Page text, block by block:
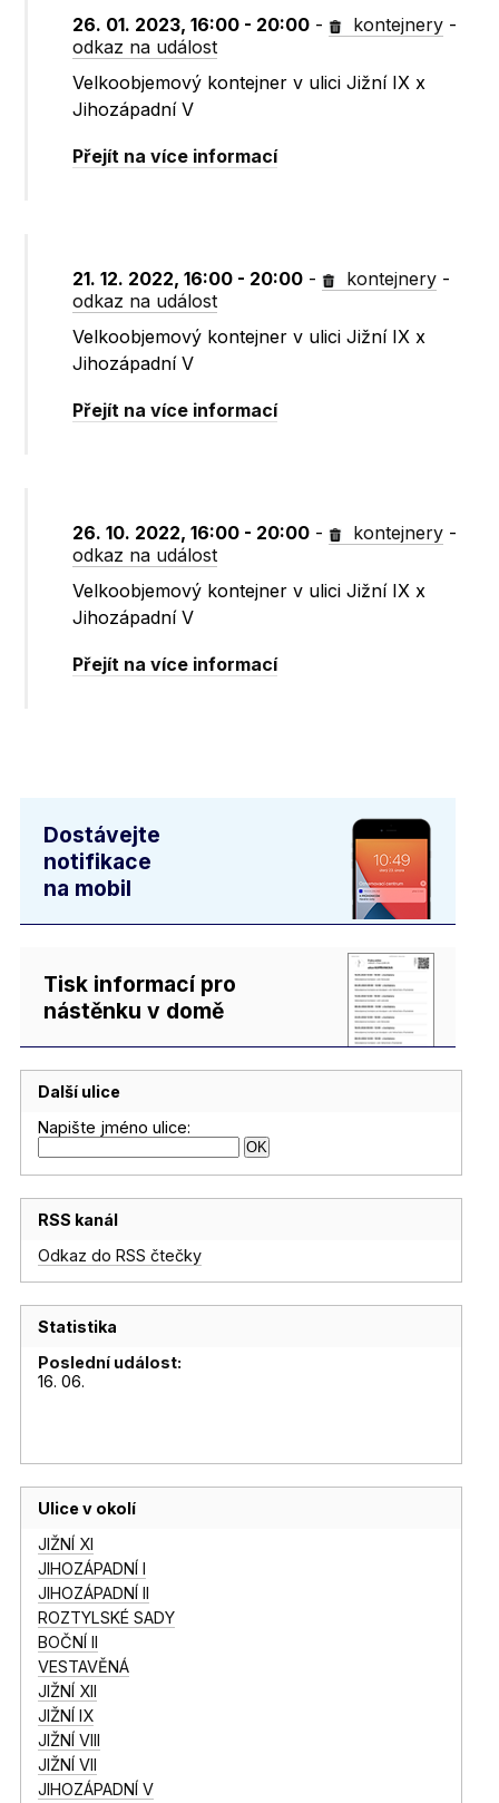
26. 01. 2023, 16:00 - 20:00 - kontejnery -
odkaz na událost
Velkoobjemový kontejner v ulici Jižní IX x
Jihozápadní V
Přejít na více informací
21. 12. 2022, 16:00 - 20:00 - kontejnery -
odkaz na událost
Velkoobjemový kontejner v ulici Jižní IX x
Jihozápadní V
Přejít na více informací
26. 10. 2022, 16:00 - 20:00 - kontejnery -
odkaz na událost
Velkoobjemový kontejner v ulici Jižní IX x
Jihozápadní V
Přejít na více informací
Dostávejte
notifikace
na mobil
Tisk informací pro
nástěnku v domě
Další ulice
Napište jméno ulice:
RSS kanál
Odkaz do RSS čtečky
Statistika
Poslední událost:
16. 06.
Ulice v okolí
JIŽNÍ XI
JIHOZÁPADNÍ I
JIHOZÁPADNÍ II
ROZTYLSKÉ SADY
BOČNÍ II
VESTAVĚNÁ
JIŽNÍ XII
JIŽNÍ IX
JIŽNÍ VIII
JIŽNÍ VII
JIHOZÁPADNÍ V